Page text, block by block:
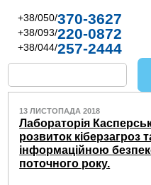
+38/050/370-3627
+38/093/220-0872
+38/044/257-2444
13 ЛИСТОПАДА 2018
Лабораторія
розвиток кіберзагроз
інформаційною
поточного року.